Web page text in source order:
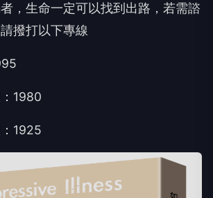
，生命一定可以找到出路，若需諮
撥打以下專線
1980
1925